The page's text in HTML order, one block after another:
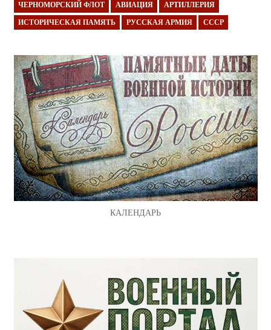
ЧЕРНОМОРСКИЙ ФЛОТ АВИАЦИЯ АРТИЛЛЕРИЯ
ИСТОРИЧЕСКАЯ ПАМЯТЬ РУССКАЯ АРМИЯ СССР
КАЛЕНДАРЬ